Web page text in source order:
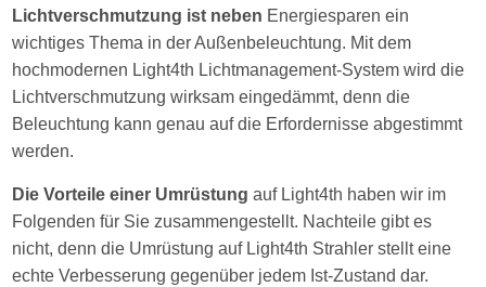
Lichtverschmutzung ist neben Energiesparen ein
wichtiges Thema in der Außenbeleuchtung. Mit dem
hochmodernen Light4th Lichtmanagement-System wird die
Lichtverschmutzung wirksam eingedämmt, denn die
Beleuchtung kann genau auf die Erfordernisse abgestimmt
werden.
Die Vorteile einer Umrüstungauf Light4th haben wir im
Folgenden für Sie zusammengestellt. Nachteile gibt es
nicht, denn die Umrüstung auf Light4th Strahler stellt eine
echte Verbesserung gegenüber jedem Ist-Zustand dar.